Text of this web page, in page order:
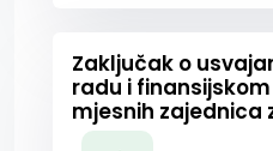
Zaključak o
radu i
mjesnih zajednica